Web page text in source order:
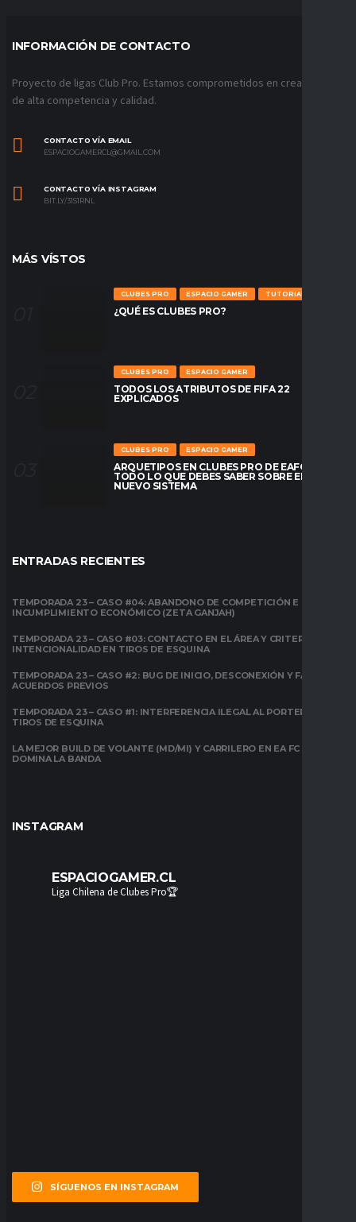
INFORMACIÓN DE CONTACTO
Proyecto de ligas Club Pro. Estamos comprometidos en crear ligas
de alta competencia y calidad.
CONTACTO VÍA EMAIL
ESPACIOGAMERCL@GMAIL.COM
CONTACTO VÍA INSTAGRAM
BIT.LY/31S1RNL
MÁS VÍSTOS
CLUBES PRO ESPACIO GAMER TUTORIALES
¿QUÉ ES CLUBES PRO?
CLUBES PRO ESPACIO GAMER
TODOS LOS ATRIBUTOS DE FIFA 22
EXPLICADOS
CLUBES PRO ESPACIO GAMER
ARQUETIPOS EN CLUBES PRO DE EAFC26:
TODO LO QUE DEBES SABER SOBRE EL
NUEVO SISTEMA
ENTRADAS RECIENTES
TEMPORADA 23 – CASO #04: ABANDONO DE COMPETICIÓN E
INCUMPLIMIENTO ECONÓMICO (ZETA GANJAH)
TEMPORADA 23 – CASO #03: CONTACTO EN EL ÁREA Y CRITERIO DE
INTENCIONALIDAD EN TIROS DE ESQUINA
TEMPORADA 23 – CASO #2: BUG DE INICIO, DESCONEXIÓN Y FALTA DE
ACUERDOS PREVIOS
TEMPORADA 23 – CASO #1: INTERFERENCIA ILEGAL AL PORTERO EN
TIROS DE ESQUINA
LA MEJOR BUILD DE VOLANTE (MD/MI) Y CARRILERO EN EA FC 26:
DOMINA LA BANDA
INSTAGRAM
ESPACIOGAMER.CL
Liga Chilena de Clubes Pro🏆
SÍGUENOS EN INSTAGRAM